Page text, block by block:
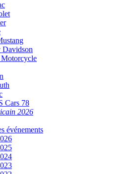
Davidson
Cars 78
2026
événements